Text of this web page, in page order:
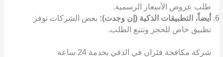
طلب عروض الأسعار الرسمية.
أيضاً، التطبيقات الذكية (إن وجدت): بعض الشركات توفر
تطبيق خاص للحجز وتتبع الطلب.
شركة مكافحة فئران في الدقي بخدمة 24 ساعة